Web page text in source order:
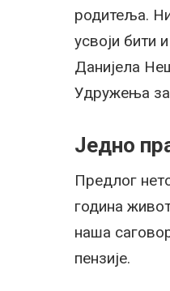
родитеља.
усвоји бити
Данијела
Удружења за
Једно
Предлог
година
наша
пензије.